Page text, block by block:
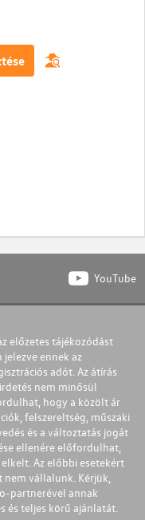
YouTube
előzetes tájékozódást
ennek az
adót. Az átírás
nem minősül
hogy a közölt ár
felszereltség, műszaki
és a változtatás jogát
ellenére előfordulhat,
Az előbbi esetekért
vállalunk. Kérjük,
partnerével annak
és teljes körű ajánlatát.